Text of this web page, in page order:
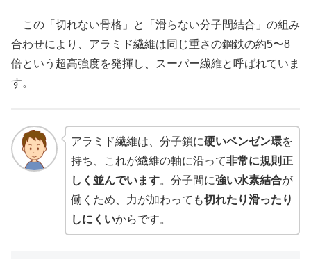
この「切れない骨格」と「滑らない分子間結合」の組み
合わせにより、アラミド繊維は同じ重さの鋼鉄の約5〜8
倍という超高強度を発揮し、スーパー繊維と呼ばれていま
す。
アラミド繊維は、分子鎖に硬いベンゼン環を
持ち、これが繊維の軸に沿って非常に規則正
しく並んでいます。分子間に強い水素結合が
働くため、力が加わっても切れたり滑ったり
しにくいからです。